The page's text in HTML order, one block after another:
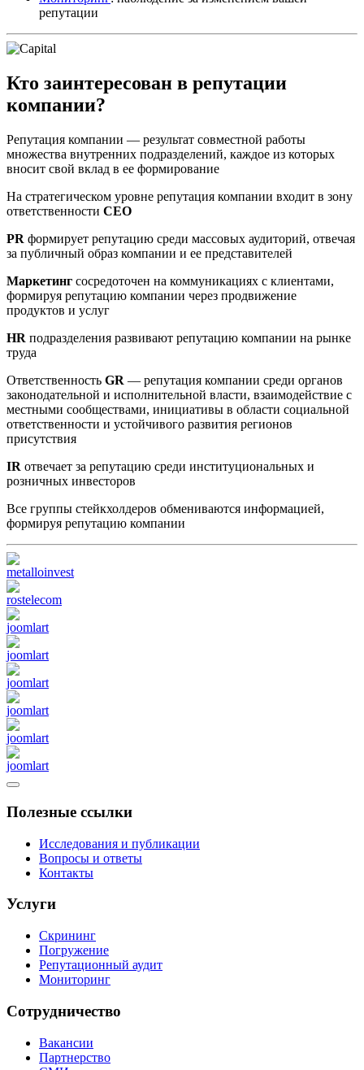
репутации
Кто заинтересован в репутации
компании?
Репутация компании — результат совместной работы
множества внутренних подразделений, каждое из которых
вносит свой вклад в ее формирование
На стратегическом уровне репутация компании входит в зону
ответственности CEO
PR формирует репутацию среди массовых аудиторий, отвечая
за публичный образ компании и ее представителей
Маркетинг сосредоточен на коммуникациях с клиентами,
формируя репутацию компании через продвижение
продуктов и услуг
HR подразделения развивают репутацию компании на рынке
труда
Ответственность GR — репутация компании среди органов
законодательной и исполнительной власти, взаимодействие с
местными сообществами, инициативы в области социальной
ответственности и устойчивого развития регионов
присутствия
IR отвечает за репутацию среди институциональных и
розничных инвесторов
Все группы стейкхолдеров обмениваются информацией,
формируя репутацию компании
Полезные ссылки
Исследования и публикации
Вопросы и ответы
Контакты
Услуги
Скрининг
Погружение
Репутационный аудит
Мониторинг
Сотрудничество
Вакансии
Партнерство